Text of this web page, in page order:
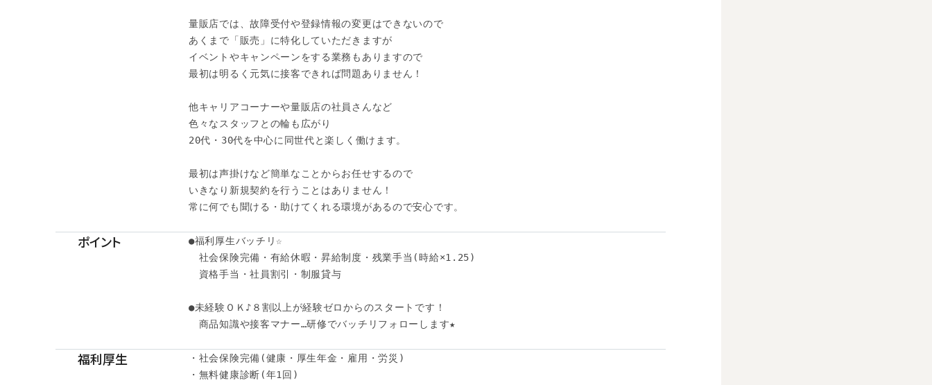
量販店では、故障受付や登録情報の変更はできないので
あくまで「販売」に特化していただきますが
イベントやキャンペーンをする業務もありますので
最初は明るく元気に接客できれば問題ありません！
他キャリアコーナーや量販店の社員さんなど
色々なスタッフとの輪も広がり
20代・30代を中心に同世代と楽しく働けます。
最初は声掛けなど簡単なことからお任せするので
いきなり新規契約を行うことはありません！
常に何でも聞ける・助けてくれる環境があるので安心です。
ポイント
●福利厚生バッチリ☆
社会保険完備・有給休暇・昇給制度・残業手当(時給×1.25)
資格手当・社員割引・制服貸与
●未経験ＯＫ♪８割以上が経験ゼロからのスタートです！
商品知識や接客マナー…研修でバッチリフォローします★
福利厚生
・社会保険完備(健康・厚生年金・雇用・労災)
・無料健康診断(年1回)